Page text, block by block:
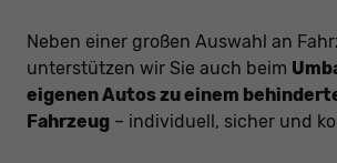
Neben einer großen Auswahl an
unterstützen wir Sie auch beim
eigenen Autos zu einem
Fahrzeug – individuell, sicher und